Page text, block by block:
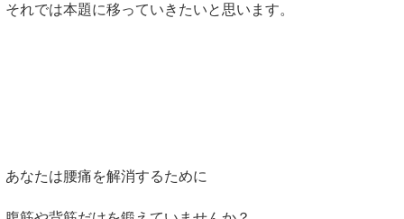
それでは本題に移っていきたいと思います。
あなたは腰痛を解消するために